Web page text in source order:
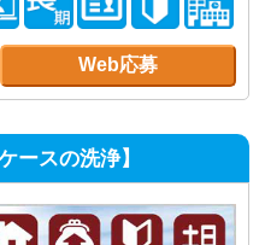
Web応募
ースの洗浄】